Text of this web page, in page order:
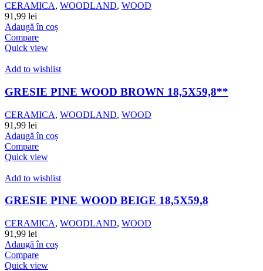
CERAMICA, WOODLAND, WOOD
91,99 lei
Adaugă în coș
Compare
Quick view
Add to wishlist
GRESIE PINE WOOD BROWN 18,5X59,8**
CERAMICA, WOODLAND, WOOD
91,99 lei
Adaugă în coș
Compare
Quick view
Add to wishlist
GRESIE PINE WOOD BEIGE 18,5X59,8
CERAMICA, WOODLAND, WOOD
91,99 lei
Adaugă în coș
Compare
Quick view